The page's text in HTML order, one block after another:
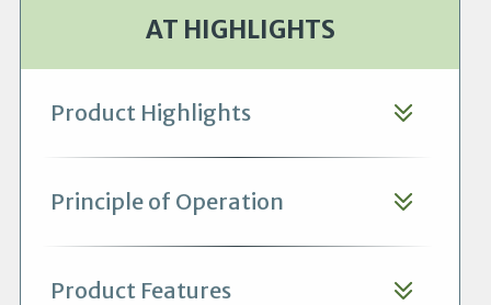
AT HIGHLIGHTS
Product Highlights
Principle of Operation
Product Features